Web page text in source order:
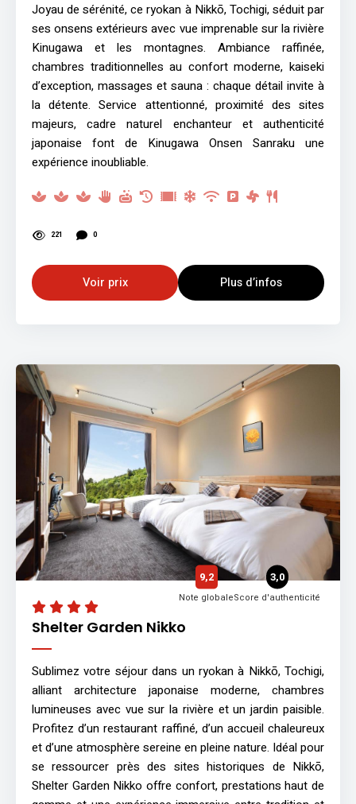
Joyau de sérénité, ce ryokan à Nikkō, Tochigi, séduit par
ses onsens extérieurs avec vue imprenable sur la rivière
Kinugawa et les montagnes. Ambiance raffinée,
chambres traditionnelles au confort moderne, kaiseki
d’exception, massages et sauna : chaque détail invite à
la détente. Service attentionné, proximité des sites
majeurs, cadre naturel enchanteur et authenticité
japonaise font de Kinugawa Onsen Sanraku une
expérience inoubliable.
221 0
Voir prix Plus d’infos
Shelter Garden Nikko
9,2
Note globale
3,0
Score d'authenticité
Sublimez votre séjour dans un ryokan à Nikkō, Tochigi,
alliant architecture japonaise moderne, chambres
lumineuses avec vue sur la rivière et un jardin paisible.
Profitez d’un restaurant raffiné, d’un accueil chaleureux
et d’une atmosphère sereine en pleine nature. Idéal pour
se ressourcer près des sites historiques de Nikkō,
Shelter Garden Nikko offre confort, prestations haut de